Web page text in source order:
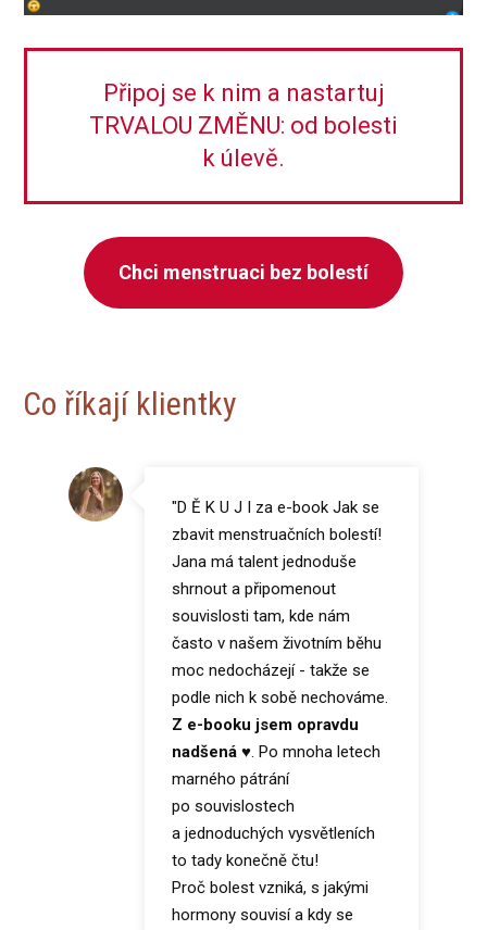
Připoj se k nim a nastartuj
TRVALOU ZMĚNU: od bolesti
k úlevě.
Chci menstruaci bez bolestí
Co říkají klientky
"D Ě K U J I za e-book Jak se
zbavit menstruačních bolestí!
Jana má talent jednoduše
shrnout a připomenout
souvislosti tam, kde nám
často v našem životním běhu
moc nedocházejí - takže se
podle nich k sobě nechováme.
Z e-booku jsem opravdu
nadšená ♥. Po mnoha letech
marného pátrání
po souvislostech
a jednoduchých vysvětleních
to tady konečně čtu!
Proč bolest vzniká, s jakými
hormony souvisí a kdy se